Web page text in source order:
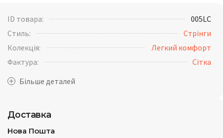
ID товара:
005LC
Стиль:
Стрінги
Колекція:
Легкий комфорт
Фактура:
Сітка
Доставка
Нова Пошта